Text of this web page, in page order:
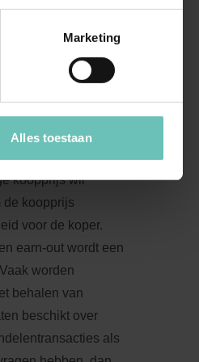
Marketing
Alles toestaan
afspraken worden
voor het
koopprijs wil
de koopprijs
voor de koper.
earn-out wordt een
worden
behalen van
beschikt over
als